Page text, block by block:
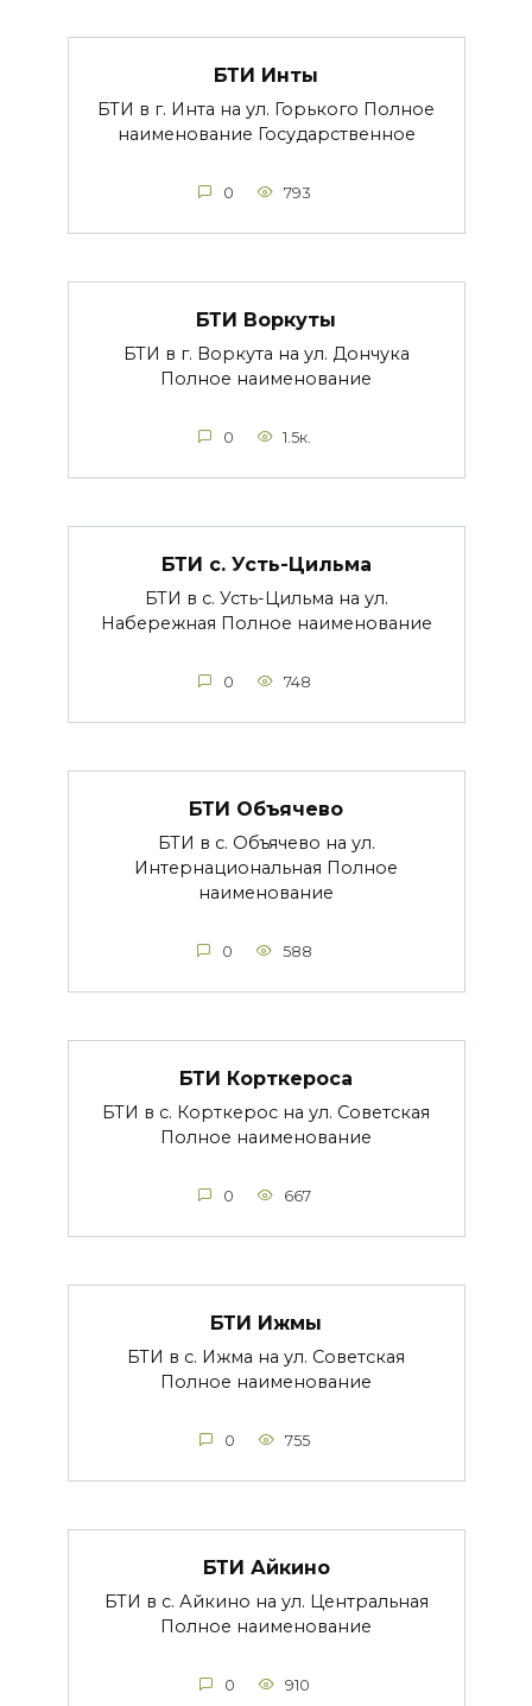
БТИ Инты
БТИ в г. Инта на ул. Горького Полное
наименование Государственное
0 793
БТИ Воркуты
БТИ в г. Воркута на ул. Дончука
Полное наименование
0 1.5к.
БТИ с. Усть-Цильма
БТИ в с. Усть-Цильма на ул.
Набережная Полное наименование
0 748
БТИ Объячево
БТИ в с. Объячево на ул.
Интернациональная Полное
наименование
0 588
БТИ Корткероса
БТИ в с. Корткерос на ул. Советская
Полное наименование
0 667
БТИ Ижмы
БТИ в с. Ижма на ул. Советская
Полное наименование
0 755
БТИ Айкино
БТИ в с. Айкино на ул. Центральная
Полное наименование
0 910